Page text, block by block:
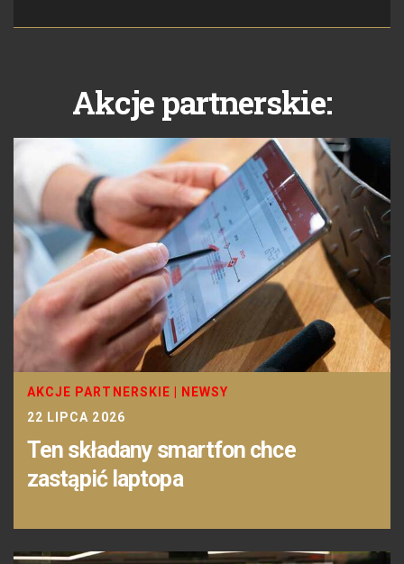
Akcje partnerskie:
AKCJE PARTNERSKIE
NEWSY
22 LIPCA 2026
Ten składany smartfon chce
zastąpić laptopa